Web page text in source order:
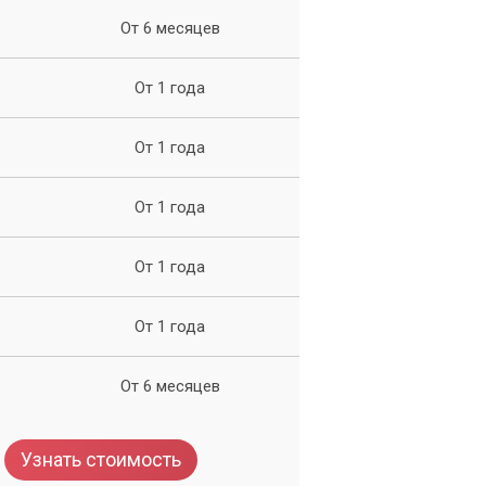
От 6 месяцев
От 1 года
От 1 года
От 1 года
От 1 года
От 1 года
От 6 месяцев
Узнать стоимость